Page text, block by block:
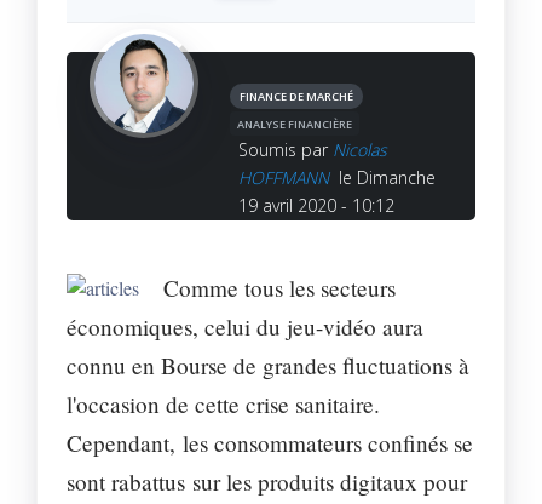
FINANCE DE MARCHÉ
ANALYSE FINANCIÈRE
Soumis par Nicolas
HOFFMANN le Dimanche
19 avril 2020 - 10:12
Comme tous les secteurs
économiques, celui du jeu-vidéo aura
connu en Bourse de grandes fluctuations à
l'occasion de cette crise sanitaire.
Cependant, les consommateurs confinés se
sont rabattus sur les produits digitaux pour